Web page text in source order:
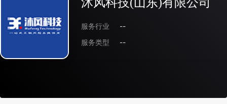
服务行业
--
服务类型
--